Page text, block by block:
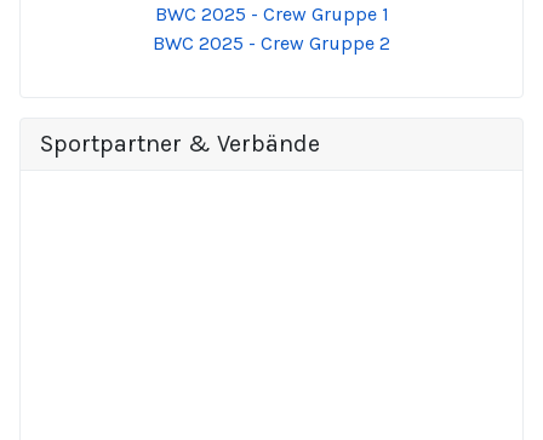
BWC 2025 - Crew Gruppe 1
BWC 2025 - Crew Gruppe 2
Sportpartner & Verbände